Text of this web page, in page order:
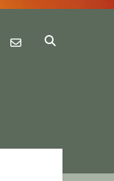
facebook
email-form